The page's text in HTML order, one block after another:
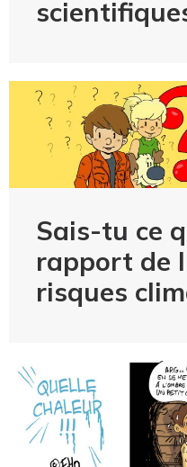
Sais-tu ce
rapport de
risques